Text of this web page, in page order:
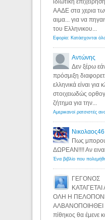
ΑΑΔΕ στα χερια
αιμα... για να
του Ελληνικου...
Αντώνης
Δεν ξέρω
πρόσμιξη
ελληνικά είναι
στοιχειωδώς
ζήτημα για την...
Νικολαος46
Πως
ΔΩΡΕΑΝ!!!! Αν
ΓΕΓΟΝΟΣ
ΟΛΗ Η
ΑΛΒΑΝΟΠΟΙΗΘΕΙ
πίθηκος θα έμενε